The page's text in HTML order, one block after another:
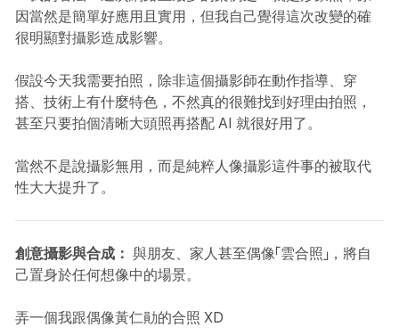
因當然是簡單好應用且實用，但我自己覺得這次改變的確
很明顯對攝影造成影響。
假設今天我需要拍照，除非這個攝影師在動作指導、穿
搭、技術上有什麼特色，不然真的很難找到好理由拍照，
甚至只要拍個清晰大頭照再搭配 AI 就很好用了。
當然不是說攝影無用，而是純粹人像攝影這件事的被取代
性大大提升了。
創意攝影與合成： 與朋友、家人甚至偶像「雲合照」，將自
己置身於任何想像中的場景。
弄一個我跟偶像黃仁勛的合照 XD